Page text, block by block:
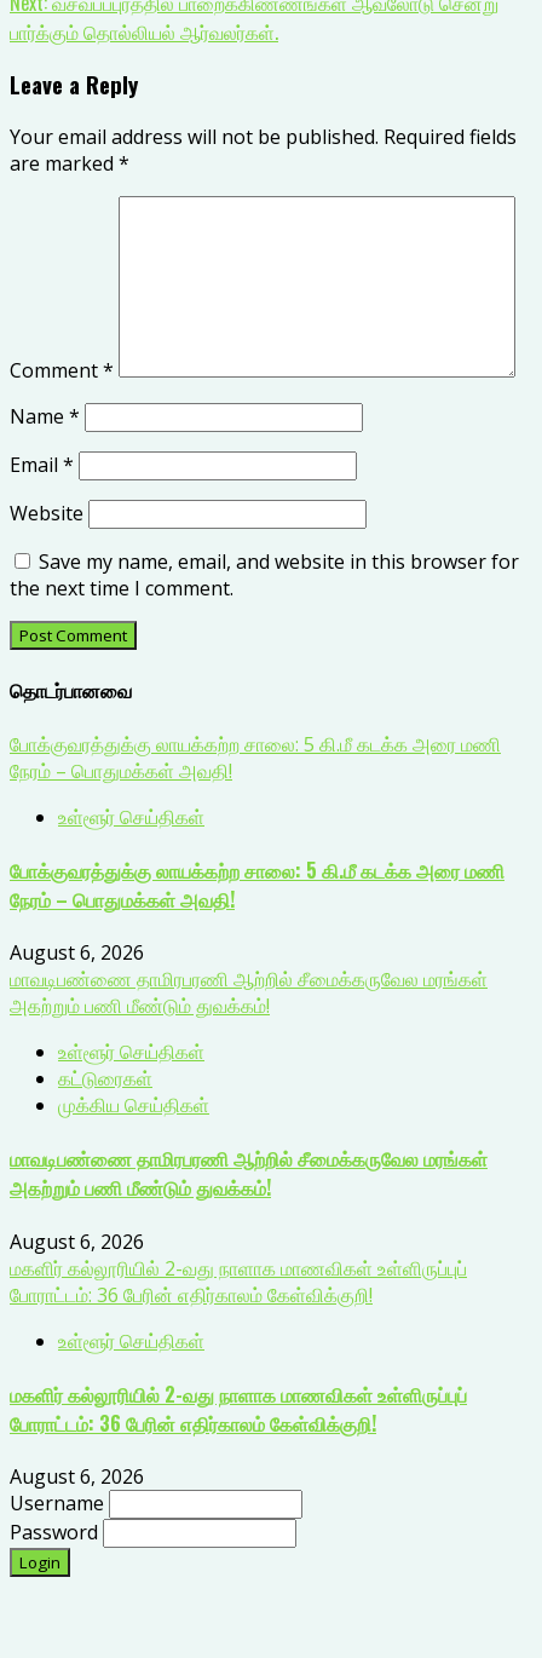
பார்க்கும் தொல்லியல் ஆர்வலர்கள்.
Leave a Reply
Your email address will not be published. Required fields
are marked *
Comment*
Name *
Email *
Website
Save my name, email, and website in this browser for
the next time I comment.
தொடர்பானவை
போக்குவரத்துக்கு லாயக்கற்ற சாலை: 5 கி.மீ கடக்க அரை மணி
நேரம் – பொதுமக்கள் அவதி!
உள்ளூர் செய்திகள்
போக்குவரத்துக்கு லாயக்கற்ற சாலை: 5 கி.மீ கடக்க அரை மணி
நேரம் – பொதுமக்கள் அவதி!
August 6, 2026
மாவடிபண்ணை தாமிரபரணி ஆற்றில் சீமைக்கருவேல மரங்கள்
அகற்றும் பணி மீண்டும் துவக்கம்!
உள்ளூர் செய்திகள்
கட்டுரைகள்
முக்கிய செய்திகள்
மாவடிபண்ணை தாமிரபரணி ஆற்றில் சீமைக்கருவேல மரங்கள்
அகற்றும் பணி மீண்டும் துவக்கம்!
August 6, 2026
மகளிர் கல்லூரியில் 2-வது நாளாக மாணவிகள் உள்ளிருப்புப்
போராட்டம்: 36 பேரின் எதிர்காலம் கேள்விக்குறி!
உள்ளூர் செய்திகள்
மகளிர் கல்லூரியில் 2-வது நாளாக மாணவிகள் உள்ளிருப்புப்
போராட்டம்: 36 பேரின் எதிர்காலம் கேள்விக்குறி!
August 6, 2026
Username
Password